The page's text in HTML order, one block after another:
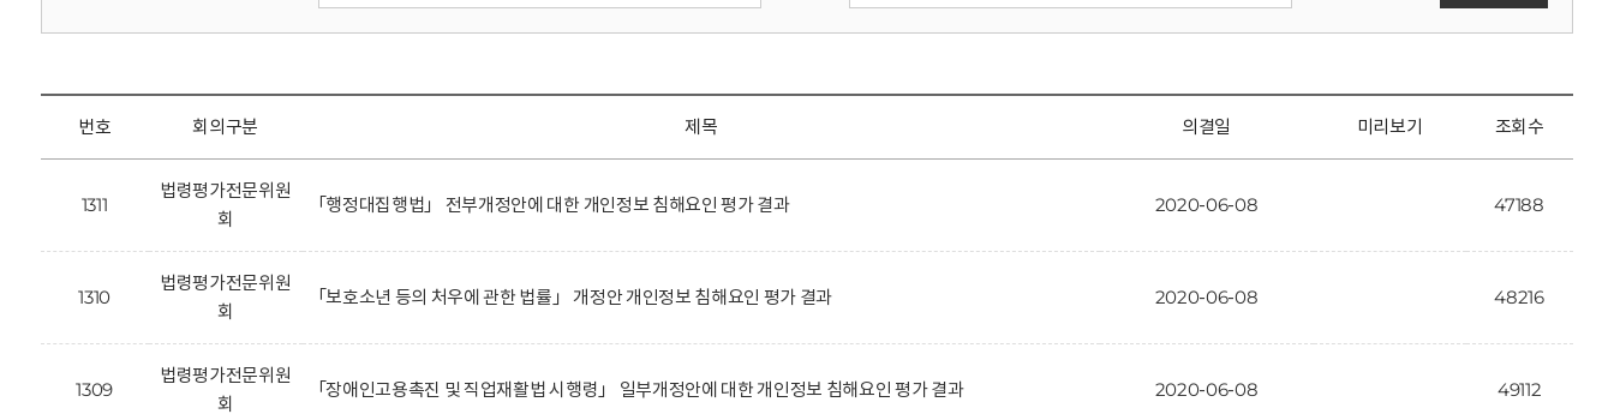
번호 회의구분 제목 의결일 미리보기 조회수
1311
법령평가전문위원
회
「행정대집행법」 전부개정안에 대한 개인정보 침해요인 평가 결과 2020-06-08 47188
1310
법령평가전문위원
회
「보호소년 등의 처우에 관한 법률」 개정안 개인정보 침해요인 평가 결과 2020-06-08 48216
1309
법령평가전문위원
회
「장애인고용촉진 및 직업재활법 시행령」 일부개정안에 대한 개인정보 침해요인 평가 결과 2020-06-08 49112